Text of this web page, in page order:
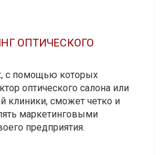
ОПТИЧЕСКОГО
с помощью которых
оптического салона или
клиники, сможет четко и
маркетинговыми
предприятия.